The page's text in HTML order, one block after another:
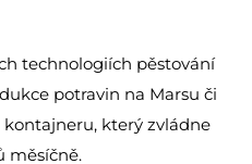
technologiích pěstování
potravin na Marsu či
který zvládne
měsíčně.